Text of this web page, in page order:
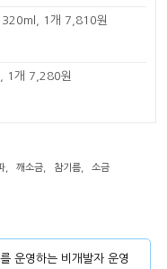
320ml, 1개 7,810원
1개 7,280원
깨소금 참기름 소금
운영하는 비개발자 운영